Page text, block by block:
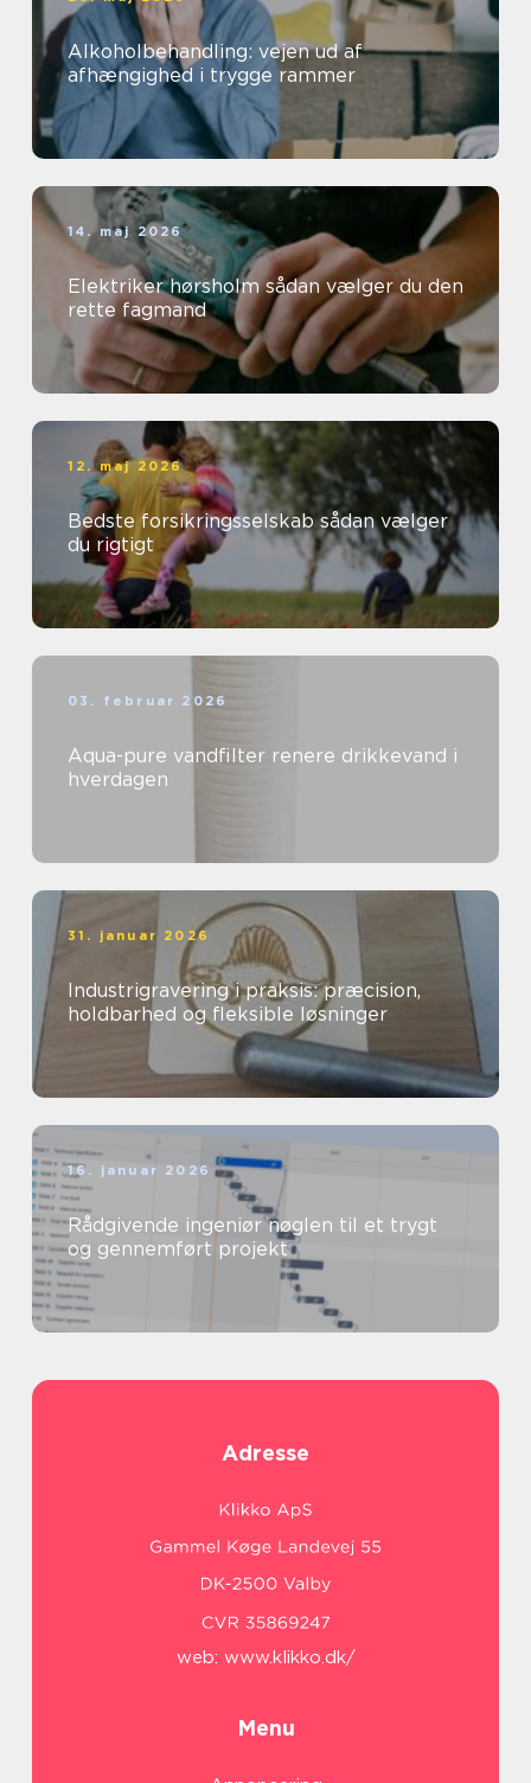
Alkoholbehandling: vejen ud af
afhængighed i trygge rammer
14. maj 2026
Elektriker hørsholm sådan vælger du den
rette fagmand
12. maj 2026
Bedste forsikringsselskab sådan vælger
du rigtigt
03. februar 2026
Aqua-pure vandfilter renere drikkevand i
hverdagen
31. januar 2026
Industrigravering i praksis: præcision,
holdbarhed og fleksible løsninger
16. januar 2026
Rådgivende ingeniør nøglen til et trygt
og gennemført projekt
Adresse
web: www.klikko.dk/
Menu